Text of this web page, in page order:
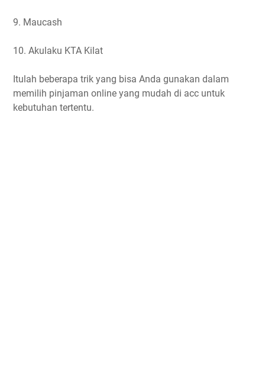
9. Maucash
10. Akulaku KTA Kilat
Itulah beberapa trik yang bisa Anda gunakan dalam
memilih pinjaman online yang mudah di acc untuk
kebutuhan tertentu.